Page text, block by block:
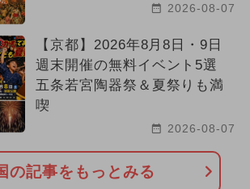
2026-08-07
【京都】2026年8月8日・9日
週末開催の無料イベント5選
五条若宮陶器祭＆夏祭りも満
喫
2026-08-07
の記事をもっとみる